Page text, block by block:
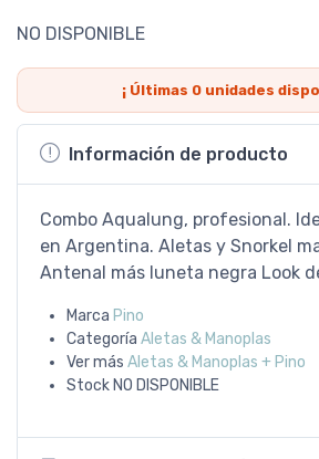
NO DISPONIBLE
¡ Últimas 0unidades
Información de producto
Combo Aqualung, profesional.
en Argentina. Aletas y Snorkel
Antenal más luneta negra Look
Marca Pino
Categoría Aletas & Manoplas
Ver más Aletas & Manoplas + Pino
Stock NO DISPONIBLE